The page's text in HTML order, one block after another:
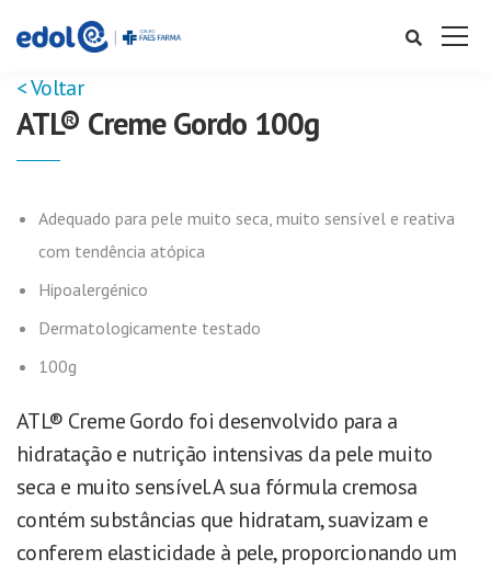
< Voltar
ATL® Creme Gordo 100g
Adequado para pele muito seca, muito sensível e reativa
com tendência atópica
Hipoalergénico
Dermatologicamente testado
100g
ATL® Creme Gordo foi desenvolvido para a
hidratação e nutrição intensivas da pele muito
seca e muito sensível.A sua fórmula cremosa
contém substâncias que hidratam, suavizam e
conferem elasticidade à pele, proporcionando um